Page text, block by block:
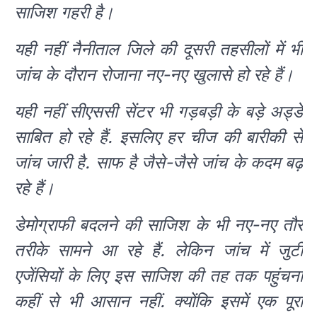
साजिश गहरी है।
यही नहीं नैनीताल जिले की दूसरी तहसीलों में भी
जांच के दौरान रोजाना नए-नए खुलासे हो रहे हैं।
यही नहीं सीएससी सेंटर भी गड़बड़ी के बड़े अड्डे
साबित हो रहे हैं. इसलिए हर चीज की बारीकी से
जांच जारी है. साफ है जैसे-जैसे जांच के कदम बढ़
रहे हैं।
डेमोग्राफी बदलने की साजिश के भी नए-नए तौर
तरीके सामने आ रहे हैं. लेकिन जांच में जुटी
एजेंसियों के लिए इस साजिश की तह तक पहुंचना
कहीं से भी आसान नहीं. क्योंकि इसमें एक पूरा